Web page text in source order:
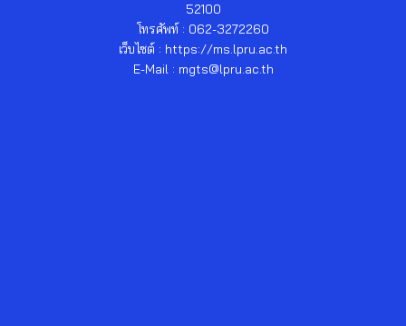
52100
โทรศัพท์ : 062-3272260
เว็บไซต์ : https://ms.lpru.ac.th
E-Mail : mgts@lpru.ac.th